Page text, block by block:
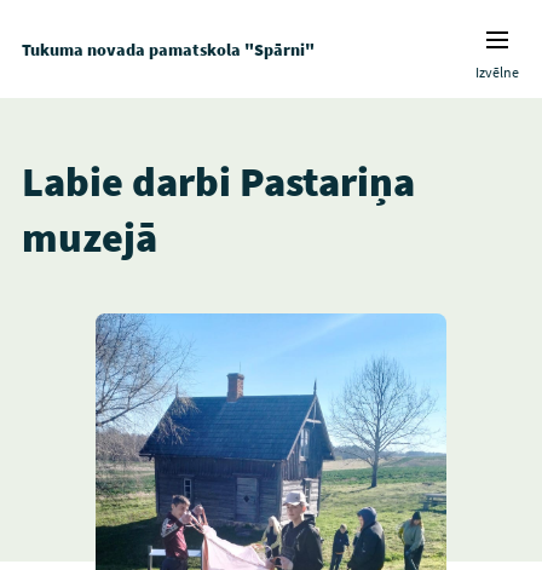
Tukuma novada pamatskola "Spārni"
Izvēlne
Labie darbi Pastariņa
muzejā